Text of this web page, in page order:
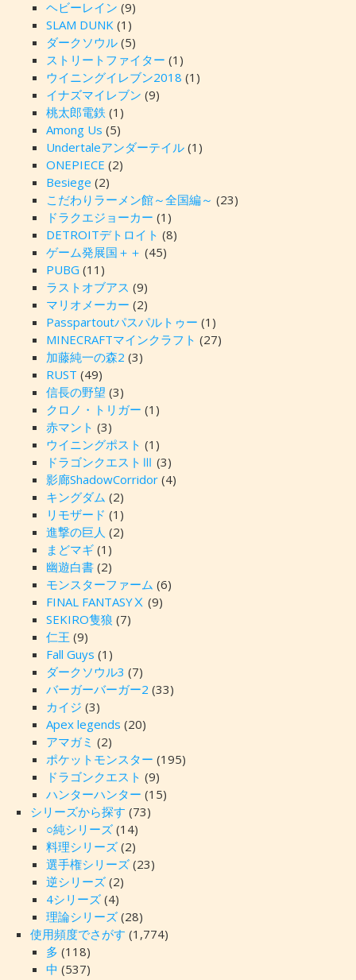
ヘビーレイン (9)
SLAM DUNK(1)
ダークソウル(5)
ストリートファイター (1)
ウイニングイレブン2018 (1)
イナズマイレブン (9)
桃太郎電鉄 (1)
Among Us (5)
Undertaleアンダーテイル(1)
ONEPIECE (2)
Besiege (2)
こだわりラーメン館～全国編～ (23)
ドラクエジョーカー (1)
DETROITデトロイト (8)
ゲーム発展国＋＋ (45)
PUBG (11)
ラストオブアス (9)
マリオメーカー (2)
Passpartoutパスパルトゥー (1)
MINECRAFTマインクラフト (27)
加藤純一の森2 (3)
RUST (49)
信長の野望 (3)
クロノ・トリガー (1)
赤マント (3)
ウイニングポスト (1)
ドラゴンクエストⅢ (3)
影廊ShadowCorridor(4)
キングダム (2)
リモザード (1)
進撃の巨人 (2)
まどマギ(1)
幽遊白書(2)
モンスターファーム (6)
FINAL FANTASYⅩ (9)
SEKIRO隻狼 (7)
仁王 (9)
Fall Guys (1)
ダークソウル3 (7)
バーガーバーガー2 (33)
カイジ (3)
Apex legends (20)
アマガミ (2)
ポケットモンスター (195)
ドラゴンクエスト (9)
ハンターハンター (15)
シリーズから探す (73)
○純シリーズ(14)
料理シリーズ(2)
選手権シリーズ(23)
逆シリーズ(2)
4シリーズ(4)
理論シリーズ(28)
使用頻度でさがす (1,774)
多 (118)
中 (537)